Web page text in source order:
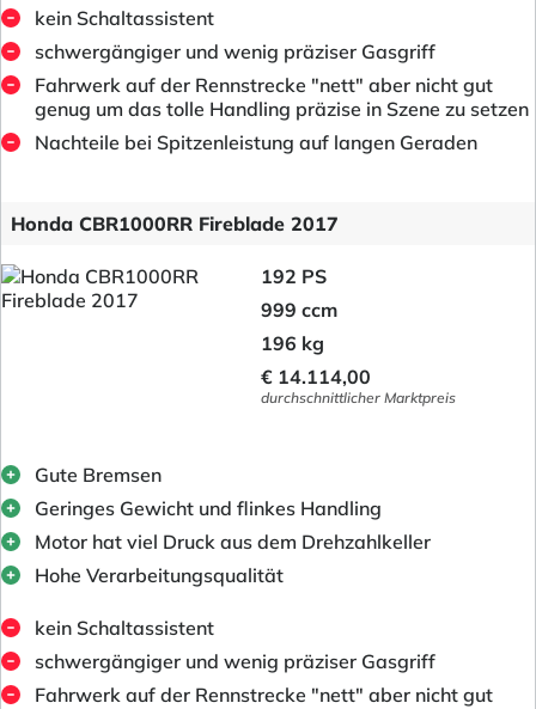
kein Schaltassistent
schwergängiger und wenig präziser Gasgriff
Fahrwerk auf der Rennstrecke "nett" aber nicht gut
genug um das tolle Handling präzise in Szene zu setzen
Nachteile bei Spitzenleistung auf langen Geraden
Honda CBR1000RR Fireblade 2017
192 PS
999 ccm
196 kg
€ 14.114,00
durchschnittlicher Marktpreis
Gute Bremsen
Geringes Gewicht und flinkes Handling
Motor hat viel Druck aus dem Drehzahlkeller
Hohe Verarbeitungsqualität
kein Schaltassistent
schwergängiger und wenig präziser Gasgriff
Fahrwerk auf der Rennstrecke "nett" aber nicht gut